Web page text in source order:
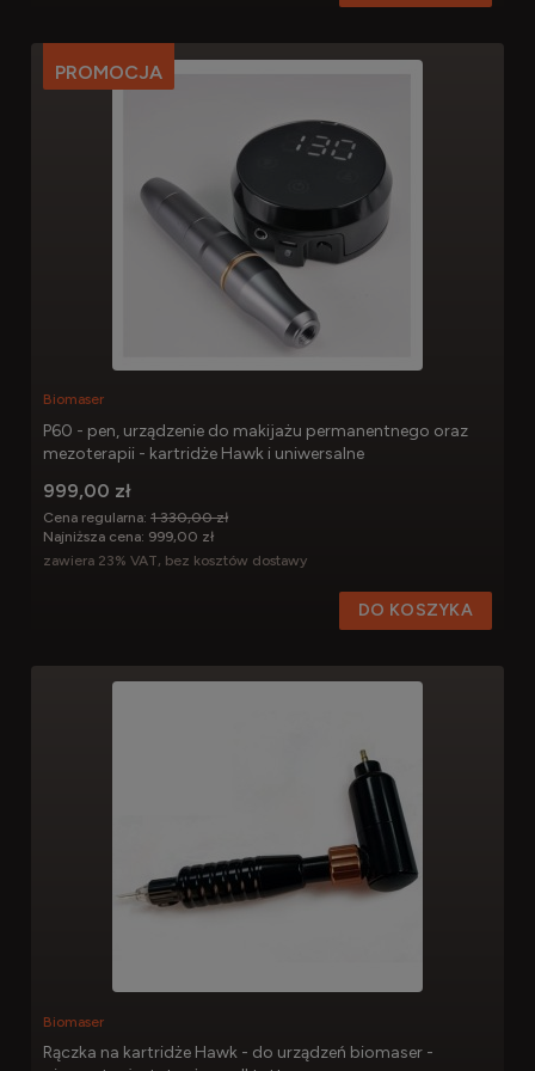
P60 - pen, urządzenie do makijażu permanentnego oraz
mezoterapii - kartridże Hawk i uniwersalne
Biomaser
999,00 zł
zawiera 23% VAT, bez kosztów dostawy
Cena regularna: 1 330,00 zł
Najniższa cena: 999,00 zł
DO KOSZYKA
PROMOCJA
Rączka na kartridże Hawk - do urządzeń biomaser -
Biomaser